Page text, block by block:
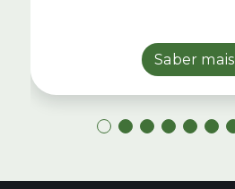
Saber mais